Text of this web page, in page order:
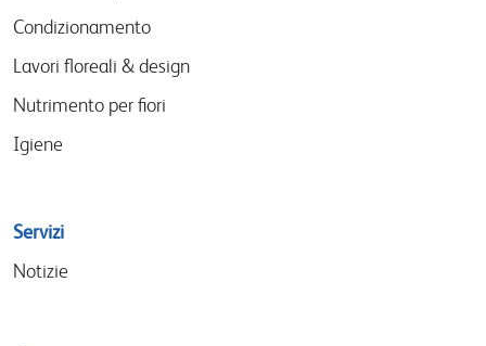
Condizionamento
Lavori floreali & design
Nutrimento per fiori
Igiene
Servizi
Notizie